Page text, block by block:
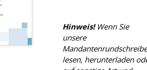
Hinweis!Wenn Sie
unsere
lesen, herunterladen